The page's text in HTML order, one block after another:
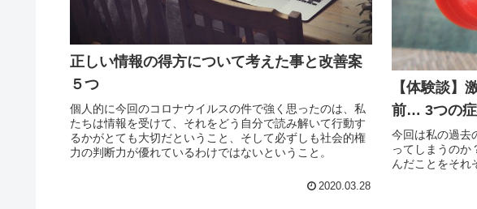
正しい情報の得方について考えた事と改善案
５つ
個人的に今回のコロナウイルスの件で強く思ったのは、私
たちは情報を受けて、それをどう自分で読み解いて行動す
るかがとても大切だということ、そして必ずしも社会的権
力の判断力が優れているわけではないということ。
2020.03.28
【体験談】
前… 3つの
今回は私の過去
ってしまうのか
んだことをそれ